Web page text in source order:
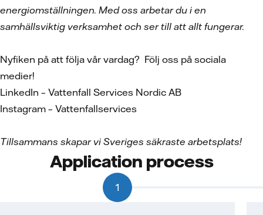
energiomställningen. Med oss arbetar du i en
samhällsviktig verksamhet och ser till att allt fungerar.
Nyfiken på att följa vår vardag? Följ oss på sociala
medier!
LinkedIn – Vattenfall Services Nordic AB
Instagram – Vattenfallservices
Tillsammans skapar vi Sveriges säkraste arbetsplats!
Application process
1